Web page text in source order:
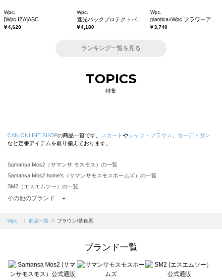
Wpc.
[Wpc.IZA]ASC
￥4,620
Wpc.
￥4,180
Wpc.
￥3,740
ランキング一覧を見る
TOPICS
特集
CAN ONLINE SHOPの商品一覧です。 スカート やシャツ・ブラウス
カーディガン
など定番アイテムを取り揃えております。
Samansa Mos2（サマンサ モスモス）の一覧
Samansa Mos2 home's（サマンサモスモスホームズ）の一覧
SM2（エスエムツー）の一覧
TSUHARU by Samansa Mos2（ツハルバイサマンサモスモス）の一覧
Samansa Mos2 blue（サマンサモスモス ブルー）の一覧
Te chichi（テチチ）の一覧
Te chichi CLASSIC（テチチ クラシック）の一覧
その他のブランド ＋
Wpc. 商品一覧 ブラウン/茶色系
ブランド一覧